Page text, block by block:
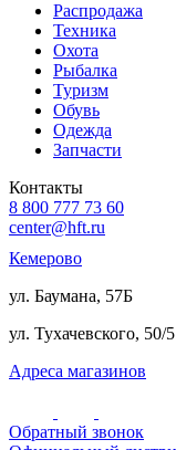
Распродажа
Техника
Охота
Рыбалка
Туризм
Обувь
Одежда
Запчасти
Контакты
8 800 777 73 60
center@hft.ru
Кемерово
ул. Баумана, 57Б
ул. Тухачевского, 50/5
Адреса магазинов
Обратный звонок